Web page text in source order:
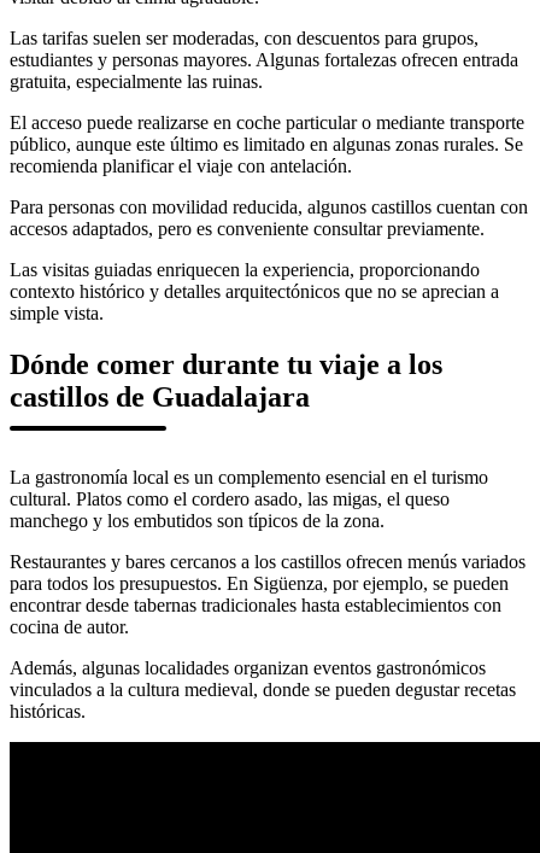
Las tarifas suelen ser moderadas, con descuentos para grupos,
estudiantes y personas mayores. Algunas fortalezas ofrecen entrada
gratuita, especialmente las ruinas.
El acceso puede realizarse en coche particular o mediante transporte
público, aunque este último es limitado en algunas zonas rurales. Se
recomienda planificar el viaje con antelación.
Para personas con movilidad reducida, algunos castillos cuentan con
accesos adaptados, pero es conveniente consultar previamente.
Las visitas guiadas enriquecen la experiencia, proporcionando
contexto histórico y detalles arquitectónicos que no se aprecian a
simple vista.
Dónde comer durante tu viaje a los
castillos de Guadalajara
La gastronomía local es un complemento esencial en el turismo
cultural. Platos como el cordero asado, las migas, el queso
manchego y los embutidos son típicos de la zona.
Restaurantes y bares cercanos a los castillos ofrecen menús variados
para todos los presupuestos. En Sigüenza, por ejemplo, se pueden
encontrar desde tabernas tradicionales hasta establecimientos con
cocina de autor.
Además, algunas localidades organizan eventos gastronómicos
vinculados a la cultura medieval, donde se pueden degustar recetas
históricas.